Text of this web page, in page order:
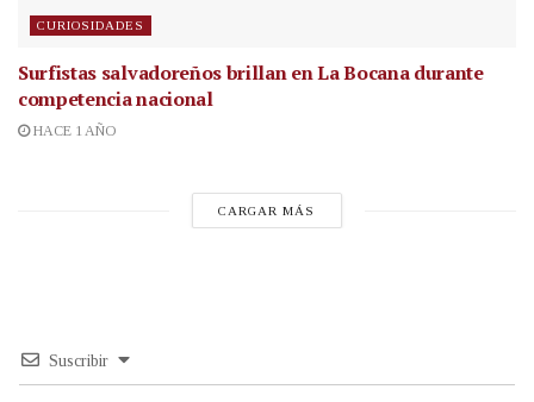
CURIOSIDADES
Surfistas salvadoreños brillan en La Bocana durante
competencia nacional
HACE 1 AÑO
CARGAR MÁS
Suscribir